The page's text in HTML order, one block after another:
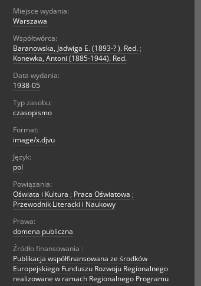
Miejsce wydania:
Warszawa
Współtwórca:
Baranowska, Jadwiga E. (1893-? ). Red. ;
Konewka, Antoni (1885-1944). Red.
Data wydania:
1938-05
Typ zasobu:
czasopismo
Format:
image/x.djvu
Język:
pol
Powiązania:
Oświata i Kultura ; Praca Oświatowa ;
Przewodnik Literacki i Naukowy
Prawa:
domena publiczna
Źródło finansowania :
Publikacja współfinansowana ze środków
Europejskiego Funduszu Rozwoju Regionalnego
realizowane w ramach Regionalnego Programu